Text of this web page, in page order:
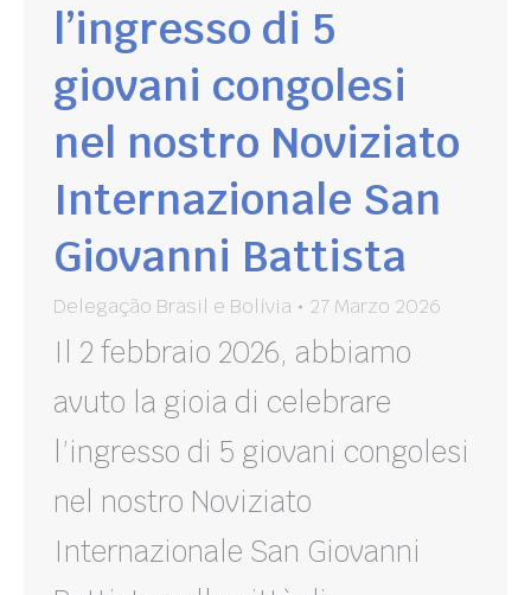
l’ingresso di 5
giovani congolesi
nel nostro Noviziato
Internazionale San
Giovanni Battista
Delegação Brasil e Bolívia 27 Marzo 2026
Il 2 febbraio 2026, abbiamo
avuto la gioia di celebrare
l’ingresso di 5 giovani congolesi
nel nostro Noviziato
Internazionale San Giovanni